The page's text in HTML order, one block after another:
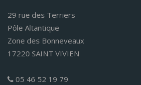
29 rue des Terriers
Pôle Altantique
Zone des Bonneveaux
17220 SAINT VIVIEN
05 46 52 19 79